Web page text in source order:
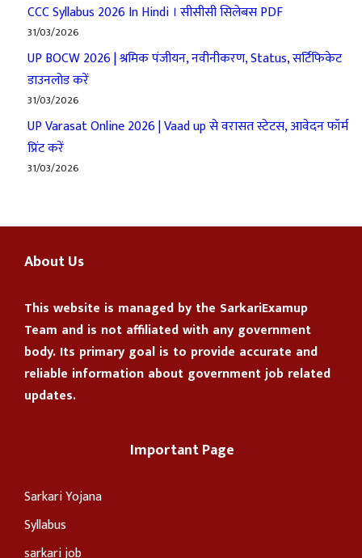
CCC Syllabus 2026 In Hindi । सीसीसी सिलेबस PDF
31/03/2026
UP BOCW 2026 | श्रमिक पंजीयन, नवीनीकरण, Status, सर्टिफिकेट
डाउनलोड करें
31/03/2026
UP Varasat Online 2026 | Vaad up से वरासत स्टेटस, आवेदन फॉर्म
प्रिंट करें
31/03/2026
About Us
This website is managed by the SarkariExamup
Team and is not affiliated with any government
body. Its primary goal is to provide accurate and
reliable information about government job related
updates.
Important Page
Sarkari Yojana
Syllabus
sarkari job